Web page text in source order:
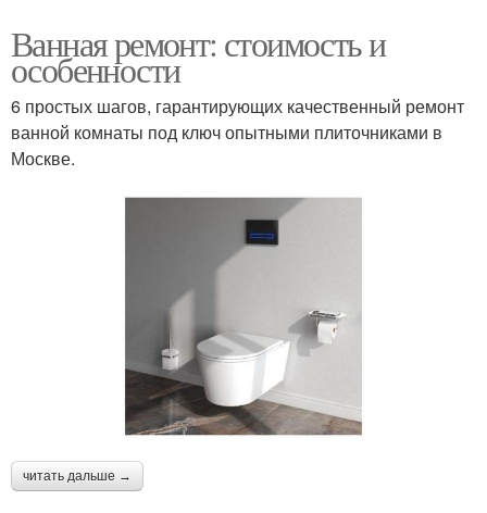
Ванная ремонт: стоимость и
особенности
6 простых шагов, гарантирующих качественный ремонт
ванной комнаты под ключ опытными плиточниками в
Москве.
читать дальше →